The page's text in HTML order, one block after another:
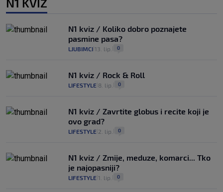
N1 KVIZ
N1 kviz / Koliko dobro poznajete
pasmine pasa?
LJUBIMCI 13. lip. 0
N1 kviz / Rock & Roll
LIFESTYLE 8. lip. 0
N1 kviz / Zavrtite globus i recite koji je
ovo grad?
LIFESTYLE 2. lip. 0
N1 kviz / Zmije, meduze, komarci... Tko
je najopasniji?
LIFESTYLE 1. lip. 0